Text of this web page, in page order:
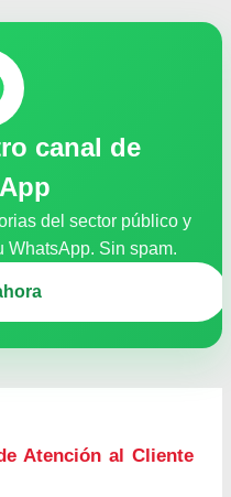
canal de
del sector público y
WhatsApp. Sin spam.
Atención al Cliente